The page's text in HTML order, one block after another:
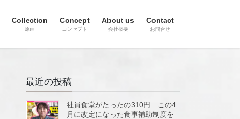
Collection
原画
Concept
コンセプト
About us
会社概要
Contact
お問合せ
最近の投稿
社員食堂がたったの310円 この4
月に改定になった食事補助制度を